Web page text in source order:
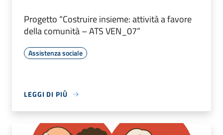
Progetto “Costruire insieme: attività a favore
della comunità – ATS VEN_07”
Assistenza sociale
LEGGI DI PIÙ